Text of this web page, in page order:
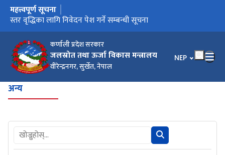
कर्णाली प्रदेश सरकार
जलस्रोत तथा ऊर्जा विकास मन्त्रालय
वीरेन्द्रनगर, सुर्खेत, नेपाल
भाषा चयन गर्नुहोस्
NEP
मुख्य नेभिगेसनमा जानुहोस्
महत्त्वपूर्ण सूचना
स्तर वृद्धिका लागि निवेदन पेश गर्ने सम्बन्धी सूचना
अन्य